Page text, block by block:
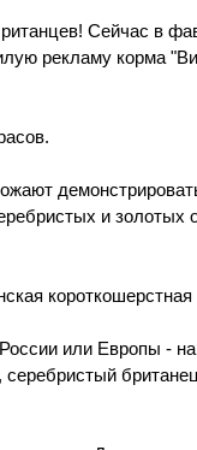
Сейчас в
рекламу корма
и золотых
или Европы -